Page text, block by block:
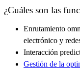
¿Cuáles son las
Enrutamiento
electrónico y
Interacción
Gestión de la